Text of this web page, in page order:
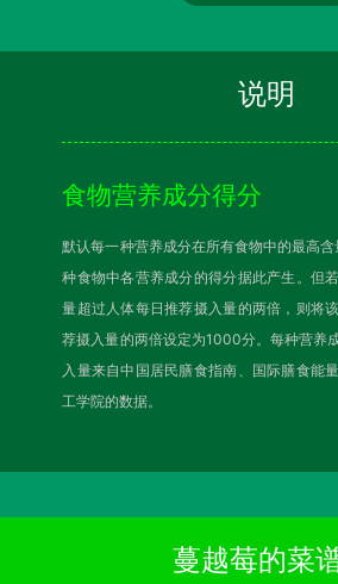
说明
食物营养成分得分
默认每一种营养成分在所有食物中的最高
种食物中各营养成分的得分据此产生。但
量超过人体每日推荐摄入量的两倍，则将
荐摄入量的两倍设定为1000分。每种营养
入量来自中国居民膳食指南、国际膳食能
工学院的数据。
蔓越莓的菜